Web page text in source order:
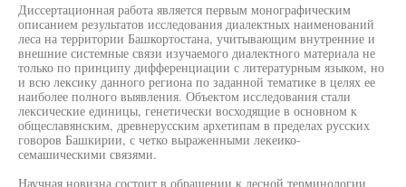
Диссертационная работа является первым монографическим
описанием результатов исследования диалектных наименований
леса на территории Башкортостана, учитывающим внутренние и
внешние системные связи изучаемого диалектного материала не
только по принципу дифференциации с литературным языком, но
и всю лексику данного региона по заданной тематике в целях ее
наиболее полного выявления. Объектом исследования стали
лексические единицы, генетически восходящие в основном к
общеславянским, древнерусским архетипам в пределах русских
говоров Башкирии, с четко выраженными лекеико-
семашическими связями.
Научная новизна состоит в обращении к лесной терминологии